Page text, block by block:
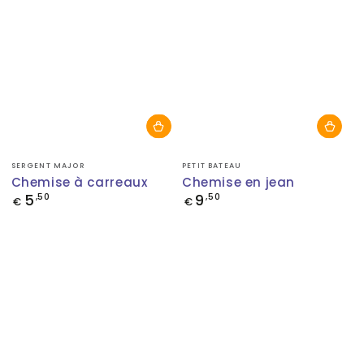
Fournisseur:
SERGENT MAJOR
Chemise à carreaux
Prix
€ 5 ,50
Fournisseur:
PETIT BATEAU
Chemise en jean
Prix
€ 9 ,50